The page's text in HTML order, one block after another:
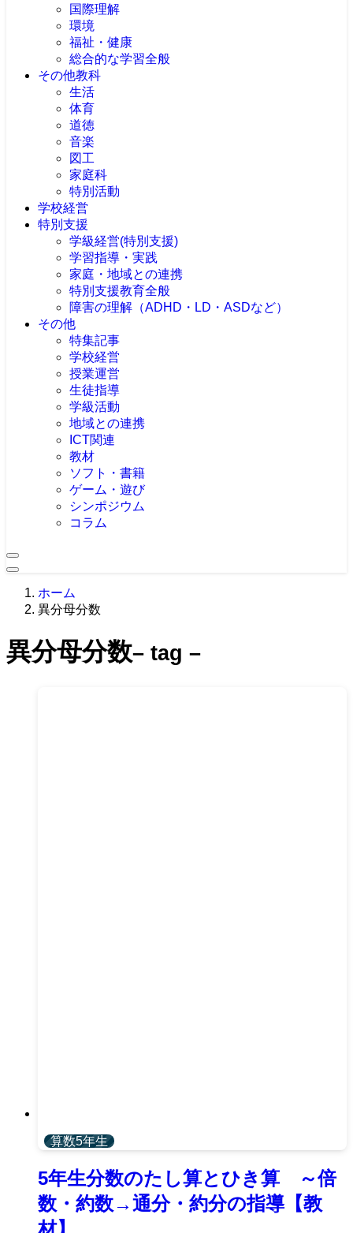
国際理解
環境
福祉・健康
総合的な学習全般
その他教科
生活
体育
道徳
音楽
図工
家庭科
特別活動
学校経営
特別支援
学級経営(特別支援)
学習指導・実践
家庭・地域との連携
特別支援教育全般
障害の理解（ADHD・LD・ASDなど）
その他
特集記事
学校経営
授業運営
生徒指導
学級活動
地域との連携
ICT関連
教材
ソフト・書籍
ゲーム・遊び
シンポジウム
コラム
ホーム
異分母分数
異分母分数– tag –
算数5年生
5年生分数のたし算とひき算 ～倍
数・約数→通分・約分の指導【教
材】